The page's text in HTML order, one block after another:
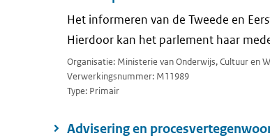
Het informeren van de Tweede en
Hierdoor kan het parlement haar
Organisatie: Ministerie van Onderwijs, Cultuur en
Verwerkingsnummer: M11989
Type: Primair
Advisering en